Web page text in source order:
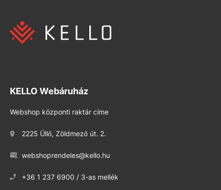
KELLO Webáruház
Webshop központi raktár címe
2225 Üllő, Zöldmező út. 2.
webshoprendeles@kello.hu
+36 1 237 6900 / 3-as mellék